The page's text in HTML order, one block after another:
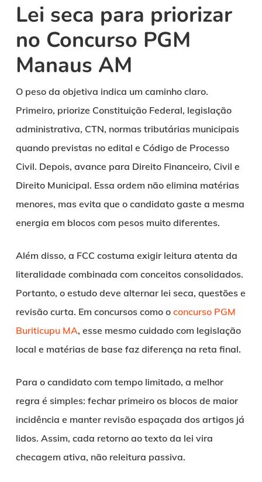
Lei seca para priorizar
no Concurso PGM
Manaus AM
O peso da objetiva indica um caminho claro.
Primeiro, priorize Constituição Federal, legislação
administrativa, CTN, normas tributárias municipais
quando previstas no edital e Código de Processo
Civil. Depois, avance para Direito Financeiro, Civil e
Direito Municipal. Essa ordem não elimina matérias
menores, mas evita que o candidato gaste a mesma
energia em blocos com pesos muito diferentes.
Além disso, a FCC costuma exigir leitura atenta da
literalidade combinada com conceitos consolidados.
Portanto, o estudo deve alternar lei seca, questões e
revisão curta. Em concursos como o concurso PGM
Buriticupu MA, esse mesmo cuidado com legislação
local e matérias de base faz diferença na reta final.
Para o candidato com tempo limitado, a melhor
regra é simples: fechar primeiro os blocos de maior
incidência e manter revisão espaçada dos artigos já
lidos. Assim, cada retorno ao texto da lei vira
checagem ativa, não releitura passiva.